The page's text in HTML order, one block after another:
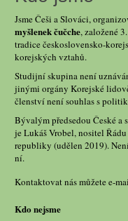
Jsme Češi a Slováci,
myšlenek čučche, založené
tradice československo-
korejských vztahů.
Studijní skupina není
jinými orgány Korejské
členství není souhlas s
Bývalým předsedou České
je Lukáš Vrobel, nositel
republiky (udělen 2019).
ní.
Kontaktovat nás můžete e-
Kdo nejsme